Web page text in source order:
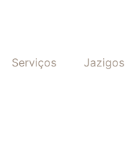
Serviços Jazigos